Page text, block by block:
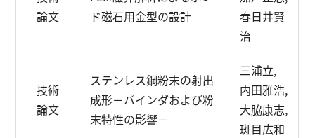
論文
ド磁石用金型の設計
春日井賢
治
技術
論文
ステンレス鋼粉末の射出
成形－バインダおよび粉
末特性の影響－
三浦立,
内田雅浩,
大脇康志,
斑目広和